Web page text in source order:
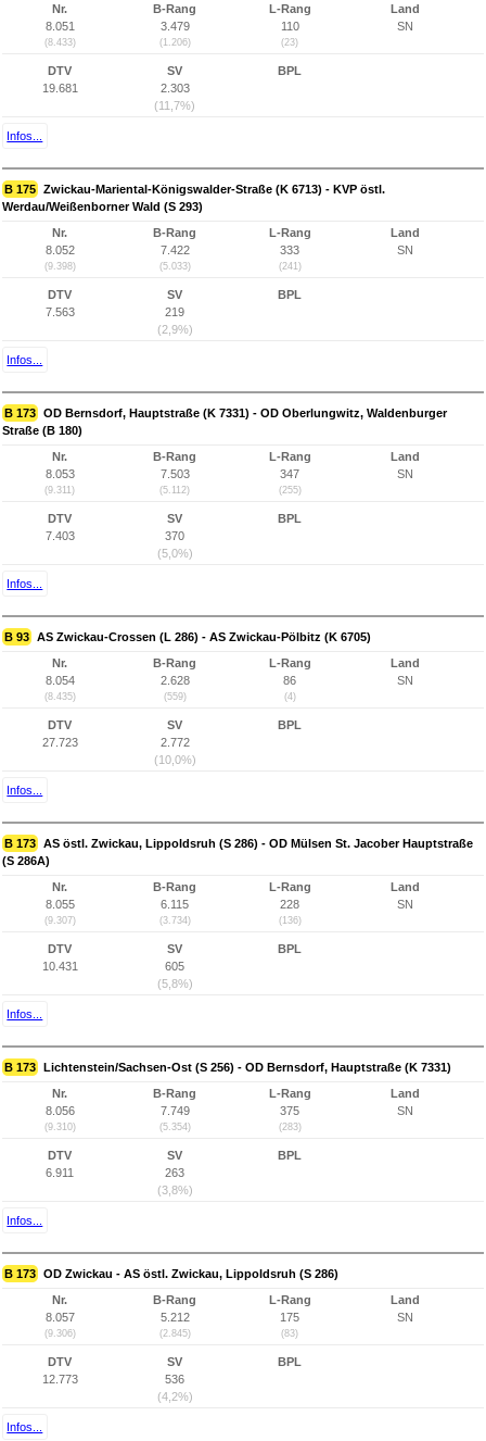
Nr.
8.051
(8.433)
B-Rang
3.479
(1.206)
L-Rang
110
(23)
Land
SN
DTV
19.681
SV
2.303
(11,7%)
BPL
Infos...
B 175 Zwickau-Mariental-Königswalder-Straße (K 6713) - KVP östl.
Werdau/Weißenborner Wald (S 293)
Nr.
8.052
(9.398)
B-Rang
7.422
(5.033)
L-Rang
333
(241)
Land
SN
DTV
7.563
SV
219
(2,9%)
BPL
Infos...
B 173 OD Bernsdorf, Hauptstraße (K 7331) - OD Oberlungwitz, Waldenburger
Straße (B 180)
Nr.
8.053
(9.311)
B-Rang
7.503
(5.112)
L-Rang
347
(255)
Land
SN
DTV
7.403
SV
370
(5,0%)
BPL
Infos...
B 93 AS Zwickau-Crossen (L 286) - AS Zwickau-Pölbitz (K 6705)
Nr.
8.054
(8.435)
B-Rang
2.628
(559)
L-Rang
86
(4)
Land
SN
DTV
27.723
SV
2.772
(10,0%)
BPL
Infos...
B 173 AS östl. Zwickau, Lippoldsruh (S 286) - OD Mülsen St. Jacober Hauptstraße
(S 286A)
Nr.
8.055
(9.307)
B-Rang
6.115
(3.734)
L-Rang
228
(136)
Land
SN
DTV
10.431
SV
605
(5,8%)
BPL
Infos...
B 173 Lichtenstein/Sachsen-Ost (S 256) - OD Bernsdorf, Hauptstraße (K 7331)
Nr.
8.056
(9.310)
B-Rang
7.749
(5.354)
L-Rang
375
(283)
Land
SN
DTV
6.911
SV
263
(3,8%)
BPL
Infos...
B 173 OD Zwickau - AS östl. Zwickau, Lippoldsruh (S 286)
Nr.
8.057
(9.306)
B-Rang
5.212
(2.845)
L-Rang
175
(83)
Land
SN
DTV
12.773
SV
536
(4,2%)
BPL
Infos...